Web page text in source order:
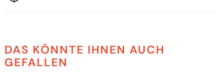
DAS KÖNNTE IHNEN AUCH
GEFALLEN